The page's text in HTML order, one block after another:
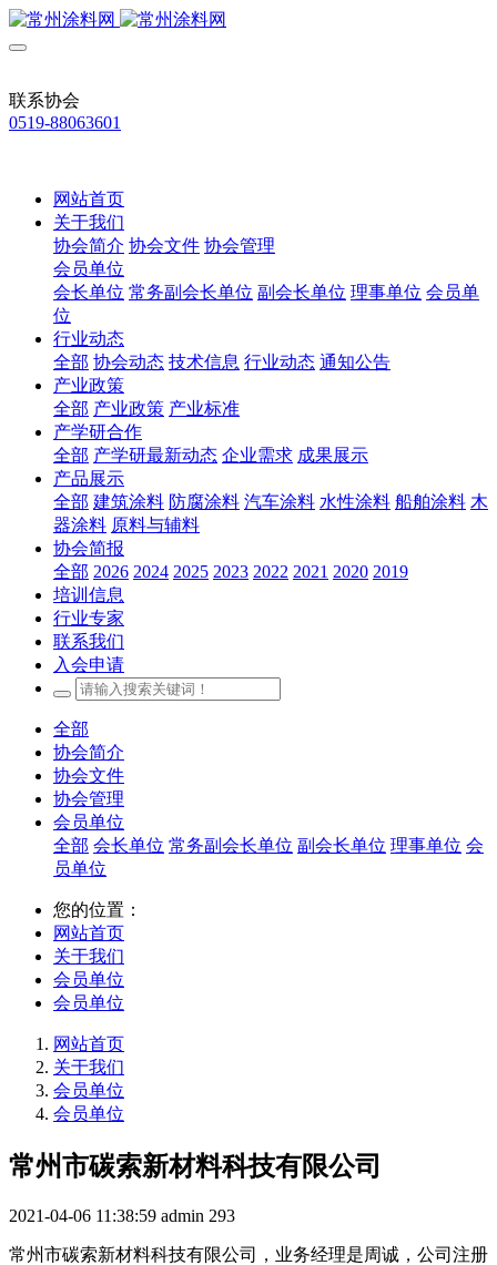
联系协会
0519-88063601
网站首页
关于我们
协会简介 协会文件 协会管理
会员单位
会长单位 常务副会长单位 副会长单位 理事单位 会员单
位
行业动态
全部 协会动态 技术信息 行业动态 通知公告
产业政策
全部 产业政策 产业标准
产学研合作
全部 产学研最新动态 企业需求 成果展示
产品展示
全部 建筑涂料 防腐涂料 汽车涂料 水性涂料 船舶涂料 木
器涂料 原料与辅料
协会简报
全部 2026 2024 2025 2023 2022 2021 2020 2019
培训信息
行业专家
联系我们
入会申请
全部
协会简介
协会文件
协会管理
会员单位
全部 会长单位 常务副会长单位 副会长单位 理事单位 会
员单位
您的位置：
网站首页
关于我们
会员单位
会员单位
网站首页
关于我们
会员单位
会员单位
常州市碳索新材料科技有限公司
2021-04-06 11:38:59 admin 293
常州市碳索新材料科技有限公司，业务经理是周诚，公司注册